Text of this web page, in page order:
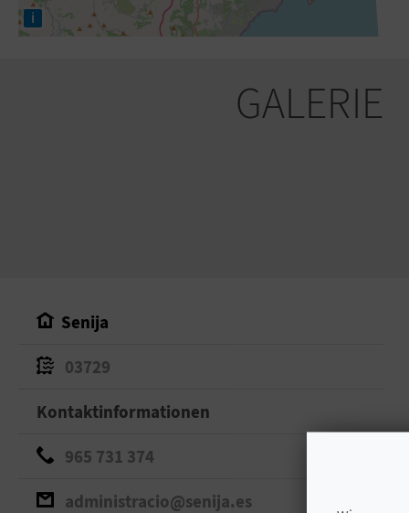
i
GALERIE
Senija
03729
Kontaktinformationen
965 731 374
administracio@senija.es